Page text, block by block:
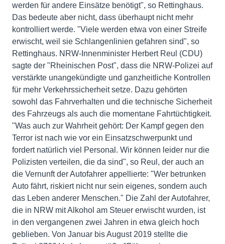
werden für andere Einsätze benötigt", so Rettinghaus.
Das bedeute aber nicht, dass überhaupt nicht mehr
kontrolliert werde. "Viele werden etwa von einer Streife
erwischt, weil sie Schlangenlinien gefahren sind", so
Rettinghaus. NRW-Innenminister Herbert Reul (CDU)
sagte der "Rheinischen Post", dass die NRW-Polizei auf
verstärkte unangekündigte und ganzheitliche Kontrollen
für mehr Verkehrssicherheit setze. Dazu gehörten
sowohl das Fahrverhalten und die technische Sicherheit
des Fahrzeugs als auch die momentane Fahrtüchtigkeit.
"Was auch zur Wahrheit gehört: Der Kampf gegen den
Terror ist nach wie vor ein Einsatzschwerpunkt und
fordert natürlich viel Personal. Wir können leider nur die
Polizisten verteilen, die da sind", so Reul, der auch an
die Vernunft der Autofahrer appellierte: "Wer betrunken
Auto fährt, riskiert nicht nur sein eigenes, sondern auch
das Leben anderer Menschen." Die Zahl der Autofahrer,
die in NRW mit Alkohol am Steuer erwischt wurden, ist
in den vergangenen zwei Jahren in etwa gleich hoch
geblieben. Von Januar bis August 2019 stellte die